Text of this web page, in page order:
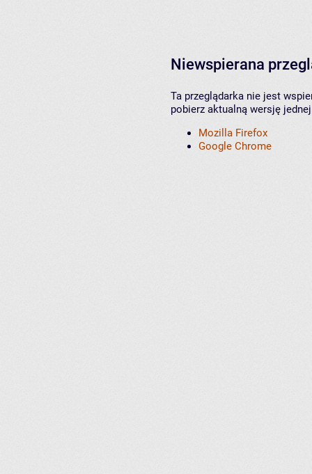
Niewspierana
Ta przeglądarka nie jest
pobierz aktualną wersję
Mozilla Firefox
Google Chrome